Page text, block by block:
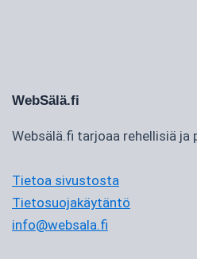
WebSälä.fi
Websälä.fi tarjoaa rehellisiä
Tietoa sivustosta
Tietosuojakäytäntö
info@websala.fi